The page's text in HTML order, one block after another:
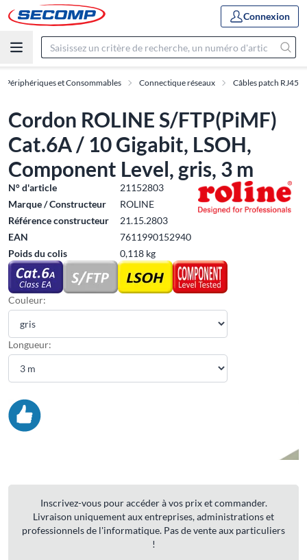
Connexion
Périphériques et Consommables Connectique réseaux Câbles patch RJ45
Cordon ROLINE S/FTP(PiMF)
Cat.6A / 10 Gigabit, LSOH,
Component Level, gris, 3 m
N° d'article
21152803
Marque / Constructeur
ROLINE
Référence constructeur
21.15.2803
EAN
7611990152940
Poids du colis
0,118 kg
Couleur:
Longueur:
Inscrivez-vous pour accéder à vos prix et commander.
Livraison uniquement aux entreprises, administrations et
professionnels de l'informatique. Pas de vente aux particuliers
!